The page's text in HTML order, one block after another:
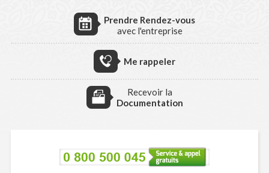
Prendre Rendez-vous
avec l'entreprise
Me rappeler
Recevoir la
Documentation